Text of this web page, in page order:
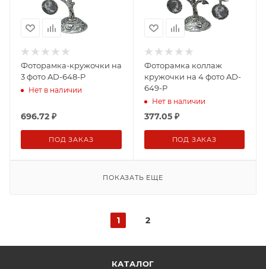
Фоторамка-кружочки на
3 фото AD-648-P
Нет в наличии
696.72 ₽
ПОД ЗАКАЗ
Фоторамка коллаж
кружочки на 4 фото AD-
649-P
Нет в наличии
377.05₽
ПОД ЗАКАЗ
ПОКАЗАТЬ ЕЩЕ
1 2
КАТАЛОГ